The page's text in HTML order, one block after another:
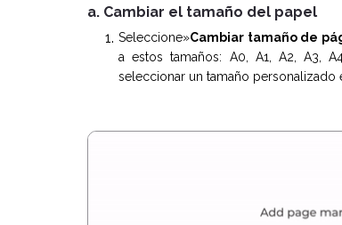
a. Cambiar el tamaño del papel
Seleccione»Cambiar tamaño de
a estos tamaños: A0, A1, A2, A3,
seleccionar un tamaño personalizado